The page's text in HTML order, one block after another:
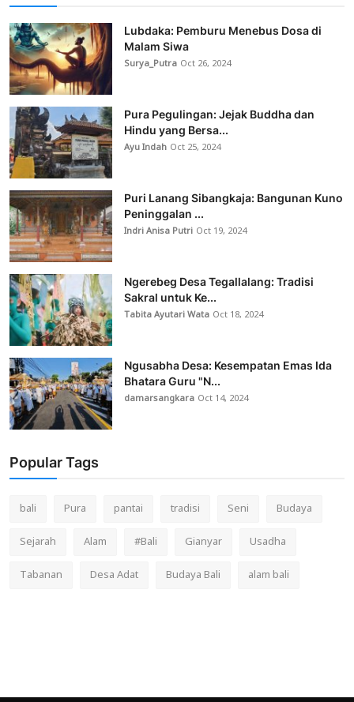
Lubdaka: Pemburu Menebus Dosa di
Malam Siwa
Surya_Putra Oct 26, 2024
Pura Pegulingan: Jejak Buddha dan
Hindu yang Bersa...
Ayu Indah Oct 25, 2024
Puri Lanang Sibangkaja: Bangunan Kuno
Peninggalan ...
Indri Anisa Putri Oct 19, 2024
Ngerebeg Desa Tegallalang: Tradisi
Sakral untuk Ke...
Tabita Ayutari Wata Oct 18, 2024
Ngusabha Desa: Kesempatan Emas Ida
Bhatara Guru "N...
damarsangkara Oct 14, 2024
Popular Tags
bali Pura pantai tradisi Seni
Budaya
Sejarah
Alam #Bali Gianyar
Usadha
Tabanan
Desa Adat Budaya Bali alam bali